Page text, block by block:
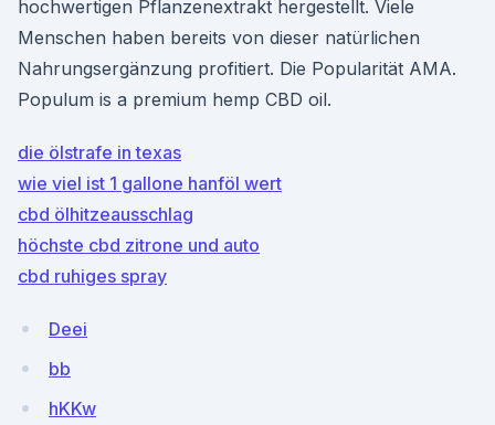
hochwertigen Pflanzenextrakt hergestellt. Viele
Menschen haben bereits von dieser natürlichen
Nahrungsergänzung profitiert. Die Popularität AMA.
Populum is a premium hemp CBD oil.
die ölstrafe in texas
wie viel ist 1 gallone hanföl wert
cbd ölhitzeausschlag
höchste cbd zitrone und auto
cbd ruhiges spray
Deei
bb
hKKw